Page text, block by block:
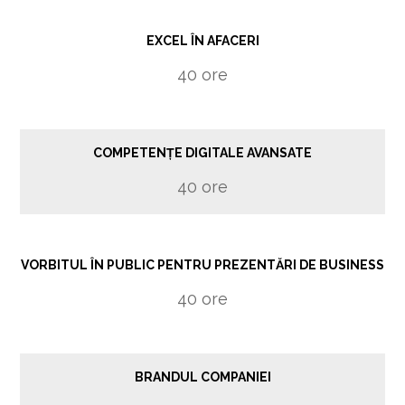
EXCEL ÎN AFACERI
40 ore
COMPETENȚE DIGITALE AVANSATE
40 ore
VORBITUL ÎN PUBLIC PENTRU PREZENTĂRI DE BUSINESS
40 ore
BRANDUL COMPANIEI